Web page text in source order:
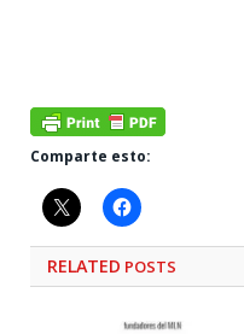
Comparte esto:
RELATED POSTS